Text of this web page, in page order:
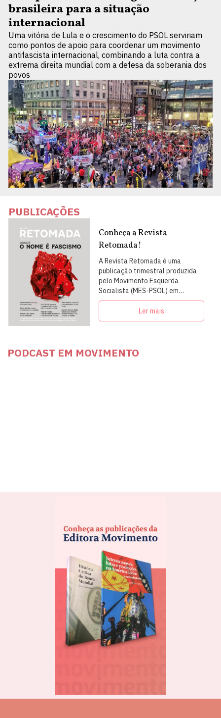
brasileira para a situação
internacional
Uma vitória de Lula e o crescimento do PSOL serviriam
como pontos de apoio para coordenar um movimento
antifascista internacional, combinando a luta contra a
extrema direita mundial com a defesa da soberania dos
povos
PUBLICAÇÕES
Conheça a Revista
Retomada!
A Revista Retomada é uma
publicação trimestral produzida
pelo Movimento Esquerda
Socialista (MES-PSOL) em
articulação com intelectuais,
militantes e artistas
Ler mais
PODCAST EM MOVIMENTO